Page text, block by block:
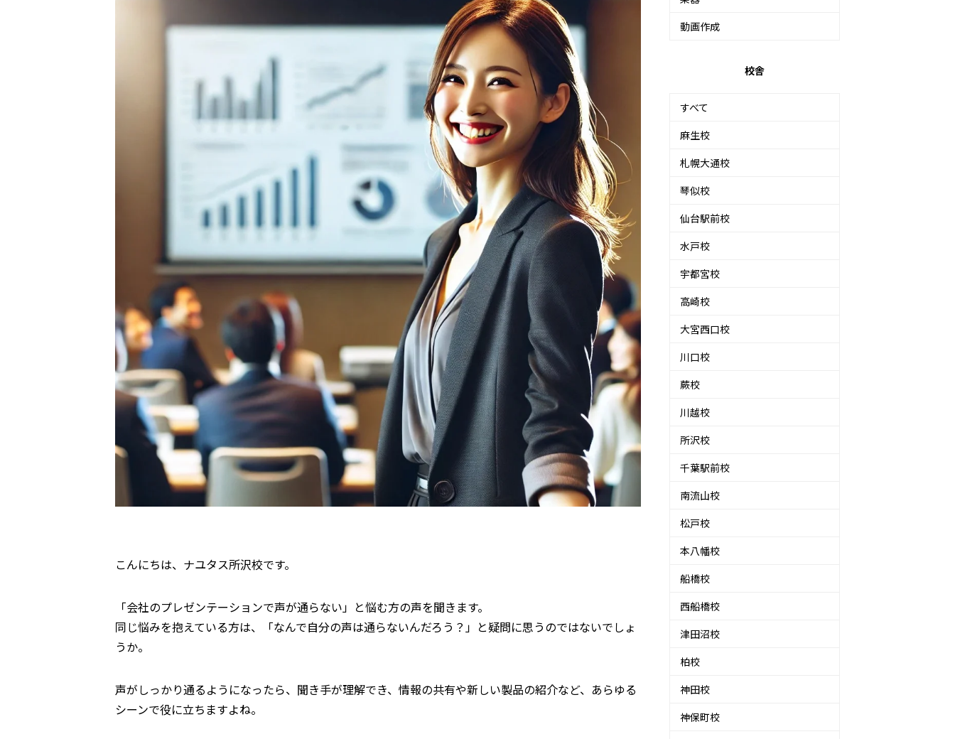
こんにちは、ナユタス所沢校です。
「会社のプレゼンテーションで声が通らない」と悩む方の声を聞きます。
同じ悩みを抱えている方は、「なんで自分の声は通らないんだろう？」と疑問に思うのではないでしょ
うか。
声がしっかり通るようになったら、聞き手が理解でき、情報の共有や新しい製品の紹介など、あらゆる
シーンで役に立ちますよね。
動画作成
校舎
すべて
麻生校
札幌大通校
琴似校
仙台駅前校
水戸校
宇都宮校
高崎校
大宮西口校
川口校
蕨校
川越校
所沢校
千葉駅前校
南流山校
松戸校
本八幡校
船橋校
西船橋校
津田沼校
柏校
神田校
神保町校